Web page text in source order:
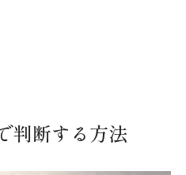
判断する方法